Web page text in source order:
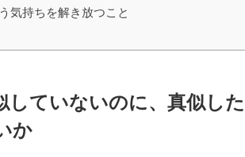
気持ちを解き放つこと
していないのに、真似し
か